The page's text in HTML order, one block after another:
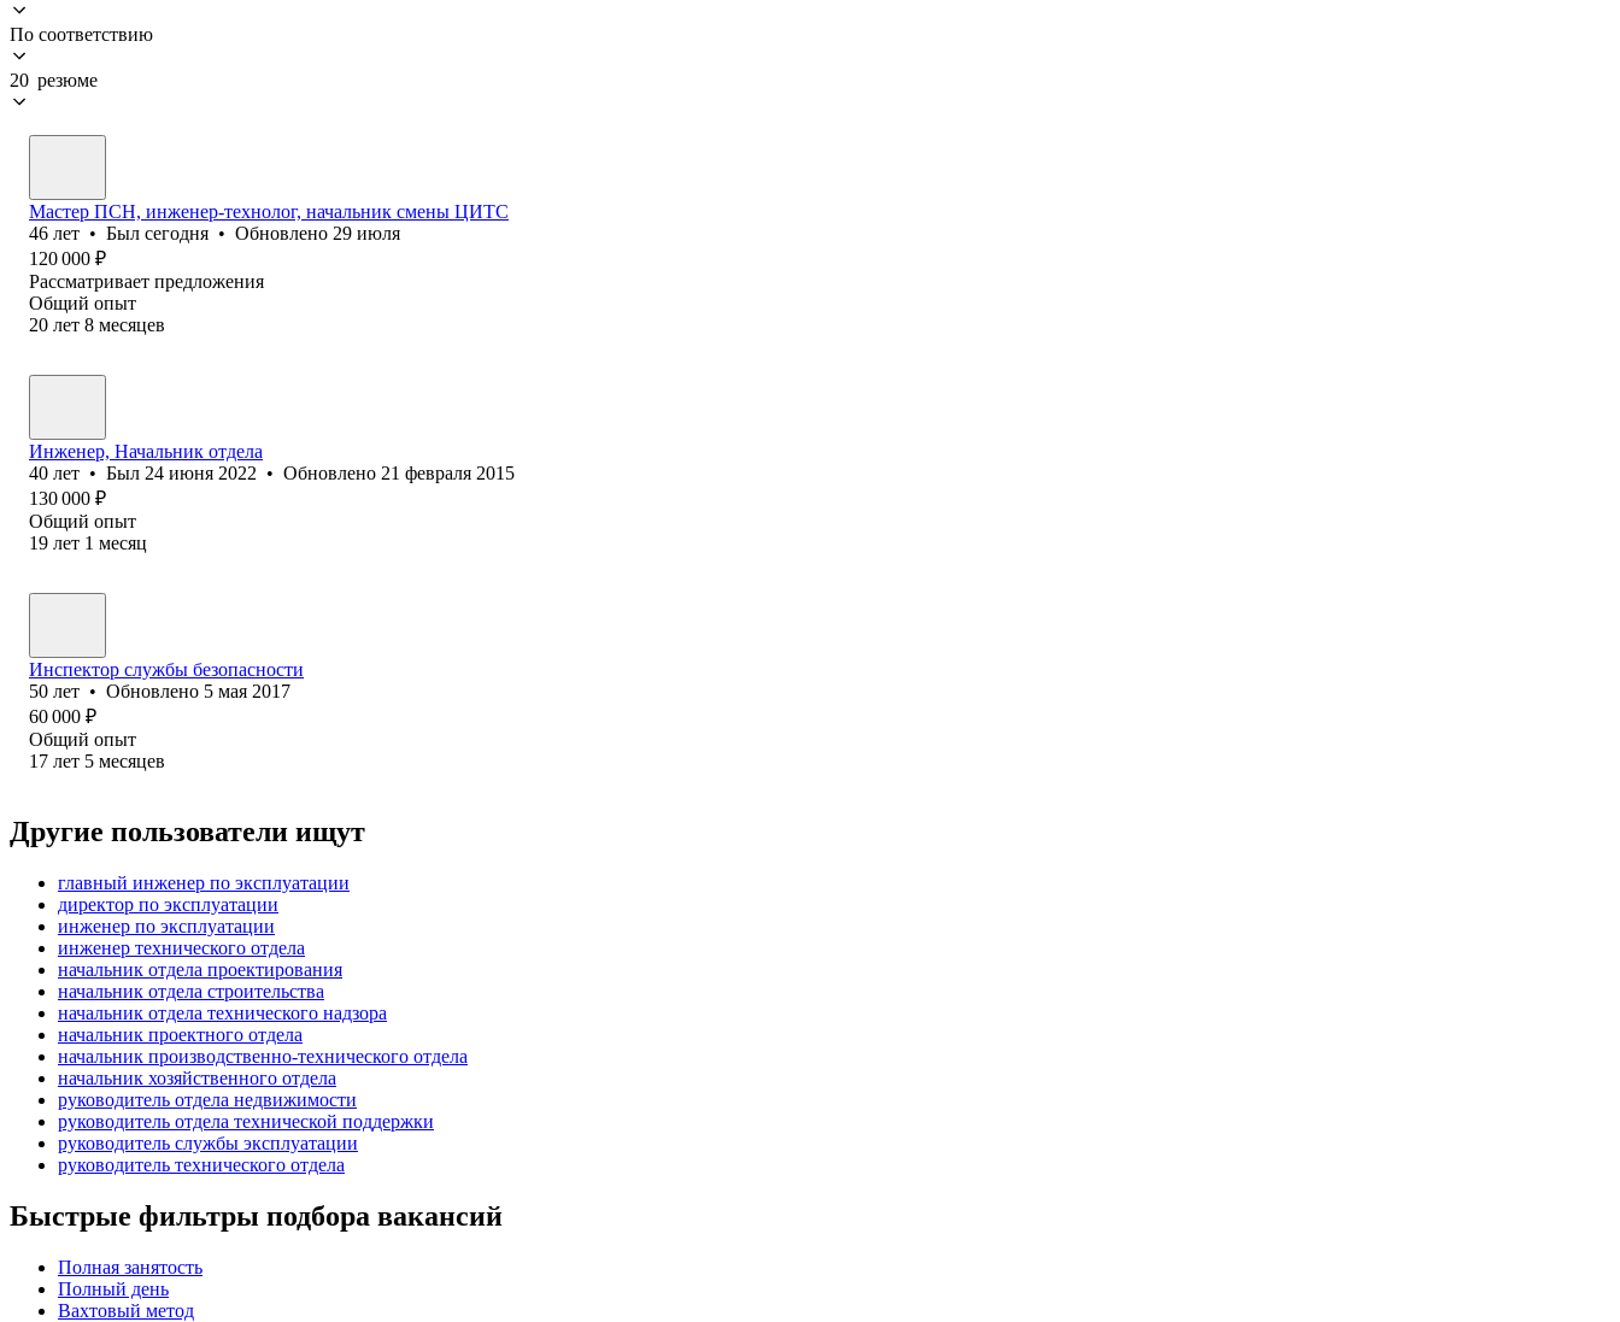
По соответствию
20 резюме
Мастер ПСН, инженер-технолог, начальник смены ЦИТС
46 лет • Был сегодня • Обновлено 29 июля
120 000 ₽
Рассматривает предложения
Общий опыт
20 лет 8 месяцев
Инженер, Начальник отдела
40 лет • Был 24 июня 2022 • Обновлено 21 февраля 2015
130 000 ₽
Общий опыт
19 лет 1 месяц
Инспектор службы безопасности
50 лет • Обновлено 5 мая 2017
60 000 ₽
Общий опыт
17 лет 5 месяцев
Другие пользователи ищут
главный инженер по эксплуатации
директор по эксплуатации
инженер по эксплуатации
инженер технического отдела
начальник отдела проектирования
начальник отдела строительства
начальник отдела технического надзора
начальник проектного отдела
начальник производственно-технического отдела
начальник хозяйственного отдела
руководитель отдела недвижимости
руководитель отдела технической поддержки
руководитель службы эксплуатации
руководитель технического отдела
Быстрые фильтры подбора вакансий
Полная занятость
Полный день
Вахтовый метод